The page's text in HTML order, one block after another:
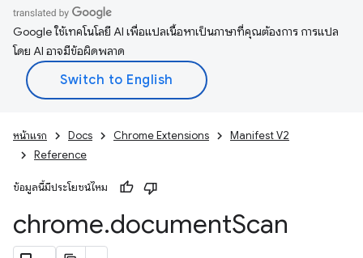
Google ใช้เทคโนโลยี AI เพื่อแปลเนื้อหาเป็นภาษาที่คุณต้องการ การแปล
โดย AI อาจมีข้อผิดพลาด
หน้าแรก Docs Chrome Extensions
Manifest V2
Reference
ข้อมูลนี้มีประโยชน์ไหม
chrome.documentScan